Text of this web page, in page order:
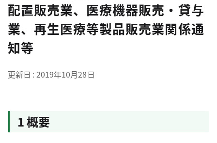
配置販売業、医療機器販売・貸与
業、再生医療等製品販売業関係通
知等
更新日 2019年10月28日
1 概要